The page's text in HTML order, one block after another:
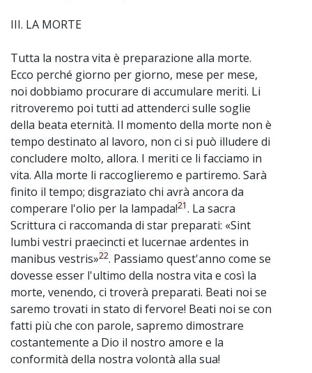
III. LA MORTE
Tutta la nostra vita è preparazione alla morte.
Ecco perché giorno per giorno, mese per mese,
noi dobbiamo procurare di accumulare meriti. Li
ritroveremo poi tutti ad attenderci sulle soglie
della beata eternità. Il momento della morte non è
tempo destinato al lavoro, non ci si può illudere di
concludere molto, allora. I meriti ce li facciamo in
vita. Alla morte li raccoglieremo e partiremo. Sarà
finito il tempo; disgraziato chi avrà ancora da
comperare l'olio per la lampada!21. La sacra
Scrittura ci raccomanda di star preparati: «Sint
lumbi vestri praecincti et lucernae ardentes in
manibus vestris»22. Passiamo quest'anno come se
dovesse esser l'ultimo della nostra vita e così la
morte, venendo, ci troverà preparati. Beati noi se
saremo trovati in stato di fervore! Beati noi se con
fatti più che con parole, sapremo dimostrare
costantemente a Dio il nostro amore e la
conformità della nostra volontà alla sua!